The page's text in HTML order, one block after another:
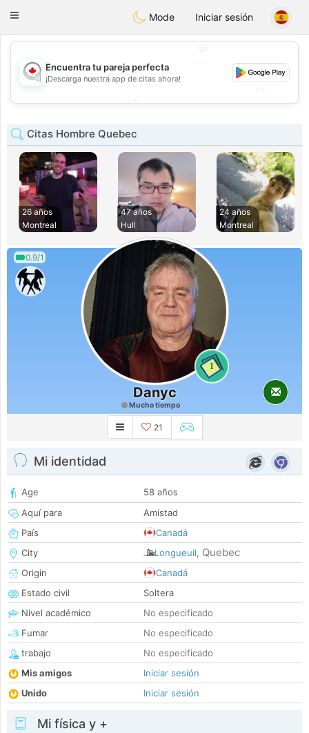
CANADIAN chat
Toggle
Mode Iniciar sesión
💖
💕
Encuentra tu pareja perfecta
¡Descarga nuestra app de citas ahora!
Citas Hombre Quebec
26 años
Montreal
47 años
Hull
24 años
Montreal
0.9/1
1
Danyc
Mucho tiempo
21
Mi identidad
Age
58 años
Aquí para
Amistad
País
Canadá
City
Longueuil, Quebec
Origin
Canadá
Estado civil
Soltera
Nivel académico
No especificado
Fumar
No especificado
trabajo
No especificado
Mis amigos
Iniciar sesión
Unido
Iniciar sesión
Mi física y +